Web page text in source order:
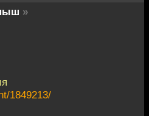
»
1849213/